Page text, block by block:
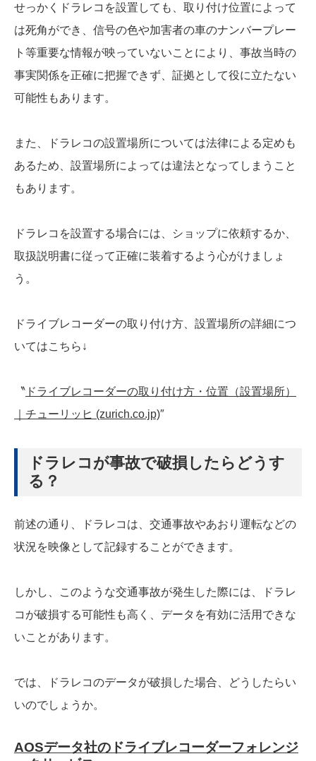
せっかくドラレコを設置しても、取り付け位置によって
は死角ができ、信号の色や加害者の車のナンバープレー
ト等重要な情報が映っていないことにより、事故当時の
事実関係を正確に把握できず、証拠として役に立たない
可能性もあります。
また、ドラレコの設置場所については法律による定めも
あるため、設置場所によっては違法となってしまうこと
もあります。
ドラレコを設置する場合には、ショップに依頼するか、
取扱説明書に従って正確に装着するよう心がけましょ
う。
ドライブレコーダーの取り付け方、設置場所の詳細につ
いてはこちら↓
〝 ドライブレコーダーの取り付け方・位置（設置場所）
｜チューリッヒ (zurich.co.jp)″
ドラレコが事故で破損したらどうす
る？
前述の通り、ドラレコは、交通事故やあおり運転などの
状況を映像として記録することができます。
しかし、このような交通事故が発生した際には、ドラレ
コが破損する可能性も高く、データを有効に活用できな
いことがあります。
では、ドラレコのデータが破損した場合、どうしたらい
いのでしょうか。
AOSデータ社のドライブレコーダーフォレンジ